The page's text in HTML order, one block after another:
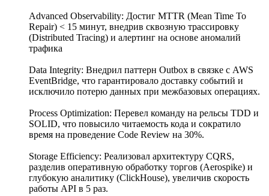
Advanced Observability: Достиг MTTR (Mean Time To
Repair) < 15 минут, внедрив сквозную трассировку
(Distributed Tracing) и алертинг на основе аномалий
трафика
Data Integrity: Внедрил паттерн Outbox в связке с AWS
EventBridge, что гарантировало доставку событий и
исключило потерю данных при межбазовых операциях.
Process Optimization: Перевел команду на рельсы TDD и
SOLID, что повысило читаемость кода и сократило
время на проведение Code Review на 30%.
Storage Efficiency: Реализовал архитектуру CQRS,
разделив оперативную обработку торгов (Aerospike) и
глубокую аналитику (ClickHouse), увеличив скорость
работы API в 5 раз.